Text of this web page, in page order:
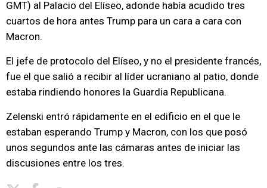
GMT) al Palacio del Elíseo, adonde había acudido tres
cuartos de hora antes Trump para un cara a cara con
Macron.
El jefe de protocolo del Elíseo, y no el presidente francés,
fue el que salió a recibir al líder ucraniano al patio, donde
estaba rindiendo honores la Guardia Republicana.
Zelenski entró rápidamente en el edificio en el que le
estaban esperando Trump y Macron, con los que posó
unos segundos ante las cámaras antes de iniciar las
discusiones entre los tres.